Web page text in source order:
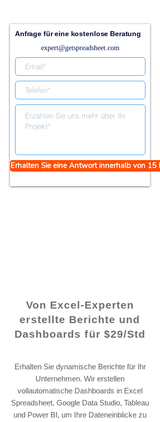
Von Excel-Experten
erstellte Berichte und
Dashboards für $29/Std
Erhalten Sie dynamische Berichte für Ihr
Unternehmen. Wir erstellen
vollautomatische Dashboards in Excel
Spreadsheet, Google Data Studio, Tableau
und Power BI, um Ihre Dateneinblicke zu
Anfrage für eine kostenlose Beratung
expert@getspreadsheet.com
Erhalten Sie eine Antwort innerhalb von 15